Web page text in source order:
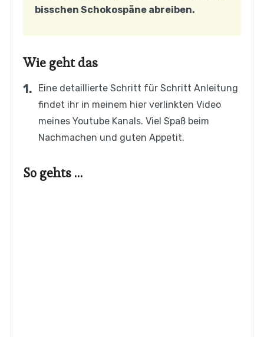
bisschen Schokospäne abreiben.
Wie geht das
Eine detaillierte Schritt für Schritt Anleitung
findet ihr in meinem hier verlinkten Video
meines Youtube Kanals. Viel Spaß beim
Nachmachen und guten Appetit.
So gehts …